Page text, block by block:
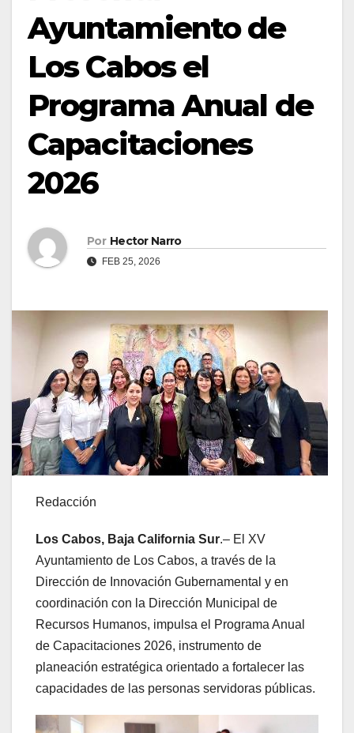
Ayuntamiento de
Los Cabos el
Programa Anual de
Capacitaciones
2026
Por Hector Narro
FEB 25, 2026
Redacción
Los Cabos, Baja California Sur.– El XV
Ayuntamiento de Los Cabos, a través de la
Dirección de Innovación Gubernamental y en
coordinación con la Dirección Municipal de
Recursos Humanos, impulsa el Programa Anual
de Capacitaciones 2026, instrumento de
planeación estratégica orientado a fortalecer las
capacidades de las personas servidoras públicas.